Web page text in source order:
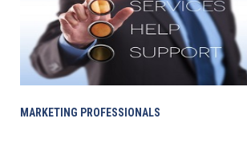
MARKETING PROFESSIONALS